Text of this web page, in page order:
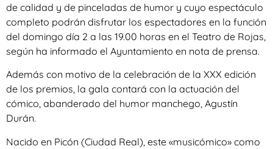
de calidad y de pinceladas de humor y cuyo espectáculo
completo podrán disfrutar los espectadores en la función
del domingo día 2 a las 19.00 horas en el Teatro de Rojas,
según ha informado el Ayuntamiento en nota de prensa.
Además con motivo de la celebración de la XXX edición
de los premios, la gala contará con la actuación del
cómico, abanderado del humor manchego, Agustín
Durán.
Nacido en Picón (Ciudad Real), este «musicómico» como